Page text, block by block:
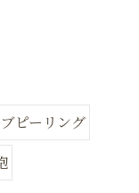
ピーリング